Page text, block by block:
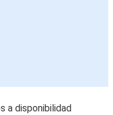
a disponibilidad